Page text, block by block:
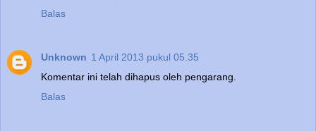
Balas
Unknown 1 April 2013 pukul 05.35
Komentar ini telah dihapus oleh pengarang.
Balas